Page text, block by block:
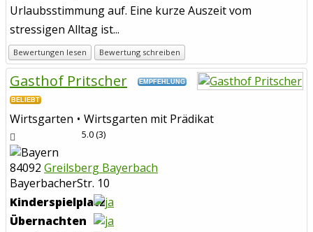
Urlaubsstimmung auf. Eine kurze Auszeit vom
stressigen Alltag ist...
Bewertungen lesen Bewertung schreiben
Gasthof Pritscher EMPFEHLUNG
BELIEBT
Wirtsgarten Wirtsgarten mit Prädikat
5.0(3)
84092 Greilsberg Bayerbach
BayerbacherStr. 10
Kinderspielplatz
Übernachten